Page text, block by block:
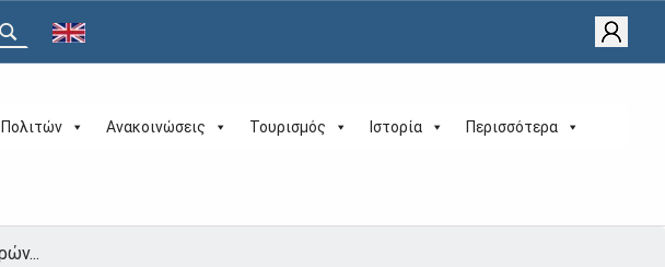
Ανακοινώσεις Τουρισμός Ιστορία Περισσότερα